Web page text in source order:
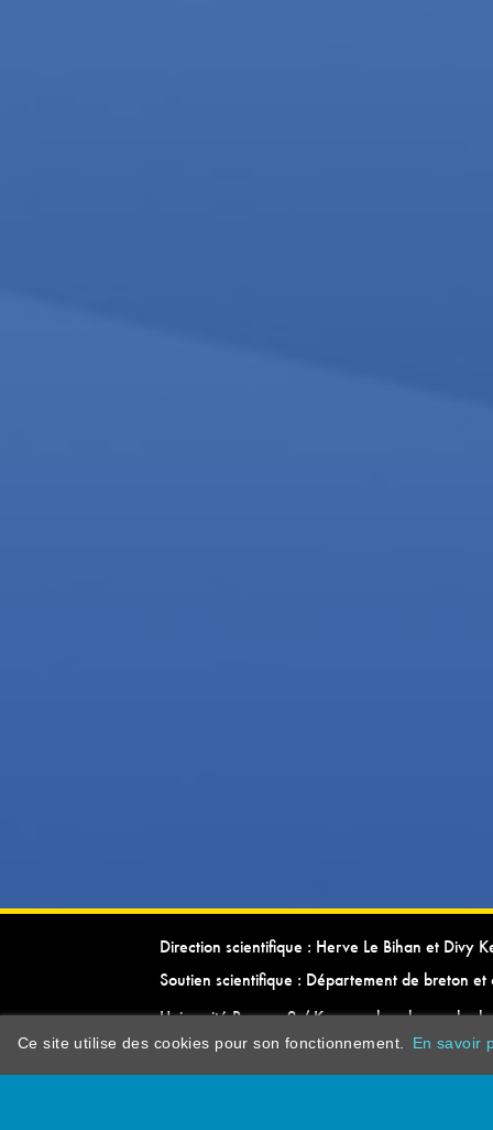
Direction scientifique : Herve Le Bihan et Divy
Soutien scientifique : Département de breton et
Université Rennes 2 / Kevrenn brezhoneg ha
Ce site utilise des cookies pour son fonctionnement. En savoir